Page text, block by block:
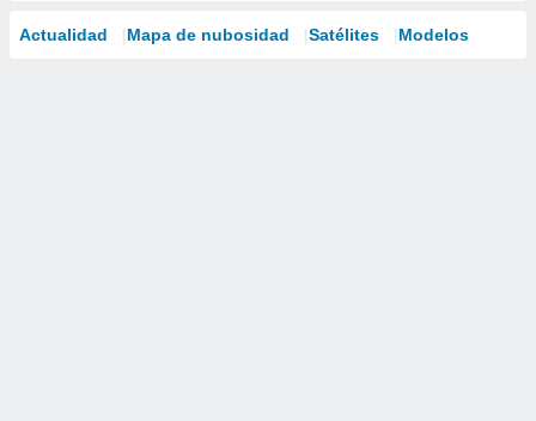
Actualidad Mapa de nubosidad Satélites Modelos